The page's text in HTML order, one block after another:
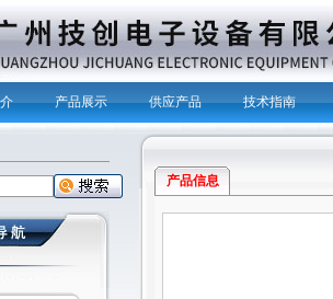
产品展示 供应产品 技术指南
产品信息